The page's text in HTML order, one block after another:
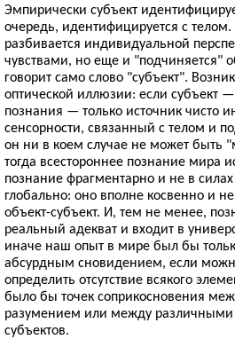
Эмпирически субъект
очередь, идентифицируется с телом.
разбивается индивидуальной
чувствами, но еще и "подчиняется"
говорит само слово "субъект".
оптической иллюзии: если субъект
познания — только источник чисто
сенсорности, связанный с телом и
он ни в коем случае не может быть
тогда всестороннее познание мира
познание фрагментарно и не в силах
глобально: оно вполне косвенно и
объект-субъект. И, тем не менее,
реальный адекват и входит в
иначе наш опыт в мире был бы
абсурдным сновидением, если
определить отсутствие всякого
было бы точек соприкосновения
разумением или между
субъектов.